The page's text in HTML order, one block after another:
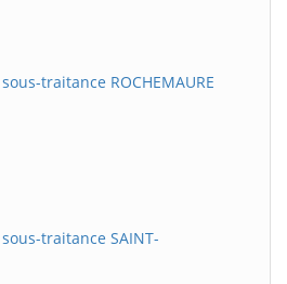
traitance ROCHEMAURE
traitance SAINT-